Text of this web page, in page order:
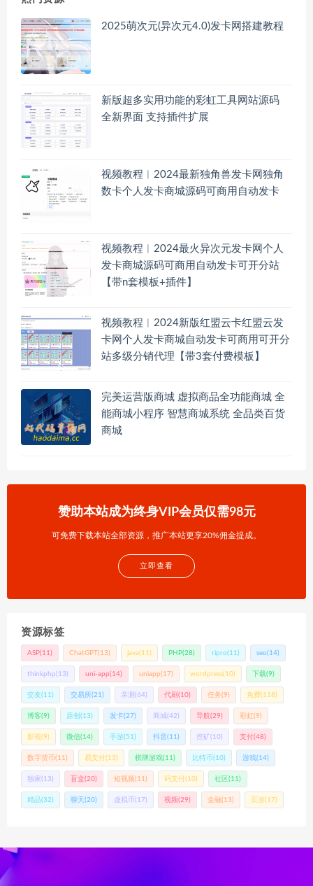
2025萌次元(异次元4.0)发卡网搭建教程
新版超多实用功能的彩虹工具网站源码
全新界面 支持插件扩展
视频教程︱2024最新独角兽发卡网独角
数卡个人发卡商城源码可商用自动发卡
视频教程︱2024最火异次元发卡网个人
发卡商城源码可商用自动发卡可开分站
【带n套模板+插件】
视频教程︱2024新版红盟云卡红盟云发
卡网个人发卡商城自动发卡可商用可开分
站多级分销代理【带3套付费模板】
完美运营版商城 虚拟商品全功能商城 全
能商城小程序 智慧商城系统 全品类百货
商城
赞助本站成为终身VIP会员仅需98元
可免费下载本站全部资源，推广本站更享20%佣金提成。
立即查看
资源标签
ASP(11) ChatGPT(13) java(11) PHP(28) ripro(11) seo(14)
thinkphp(13) uni-app(14) uniapp(17) wordpress(10) 下载(9)
交友(11) 交易所(21) 亲测 (64) 代刷 (10) 任务(9) 免费(118)
博客(9) 原创 (13) 发卡(27) 商城(42) 导航(29) 彩虹(9)
影视(9) 微信(14) 手游(51) 抖音(11) 挖矿(10) 支付(48)
数字货币(11) 易支付(13) 棋牌游戏(11) 比特币(10) 游戏(14)
独家(13) 盲盒(20) 短视频(11) 码支付(10) 社区(11)
精品(32) 聊天(20) 虚拟币(17) 视频(29) 金融(13) 页游(17)